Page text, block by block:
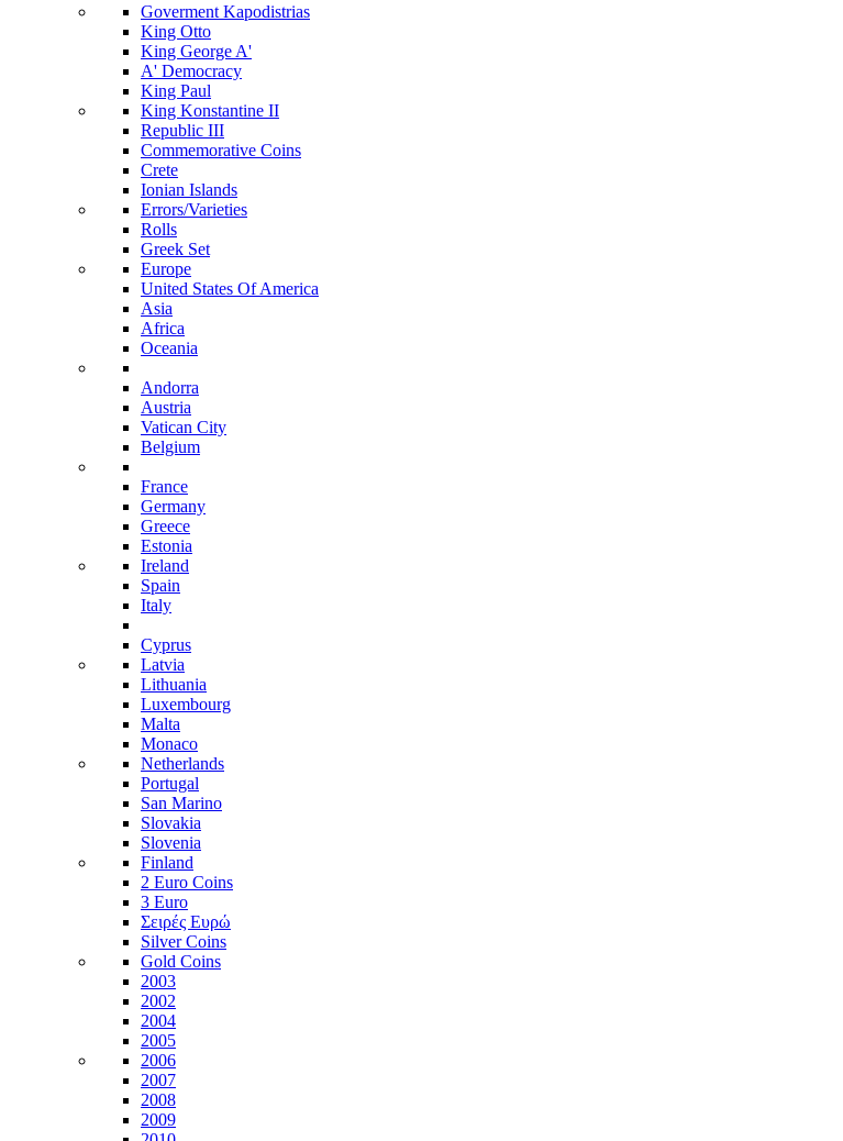
Goverment Kapodistrias
King Otto
King George A'
Α' Democracy
King Paul
King Konstantine II
Republic III
Commemorative Coins
Crete
Ionian Islands
Errors/Varieties
Rolls
Greek Set
Europe
United States Of America
Asia
Africa
Oceania
Andorra
Austria
Vatican City
Belgium
France
Germany
Greece
Estonia
Ireland
Spain
Italy
Cyprus
Latvia
Lithuania
Luxembourg
Malta
Monaco
Netherlands
Portugal
San Marino
Slovakia
Slovenia
Finland
2 Euro Coins
3 Euro
Σειρές Ευρώ
Silver Coins
Gold Coins
2003
2002
2004
2005
2006
2007
2008
2009